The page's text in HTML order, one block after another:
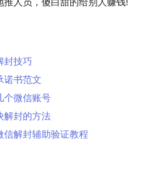
封技巧
诺书范文
个微信账号
解封的方法
解封辅助验证教程